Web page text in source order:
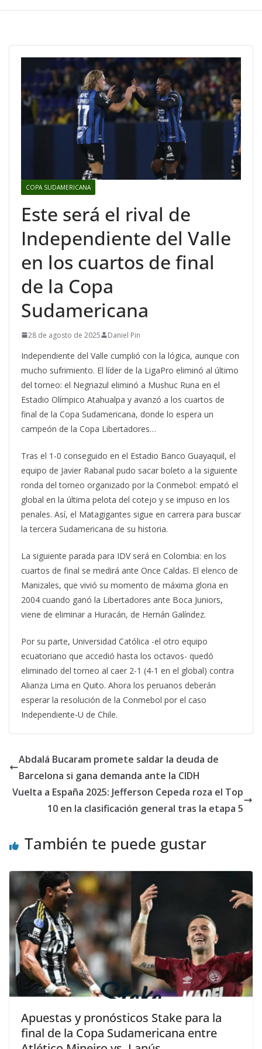
COPA SUDAMERICANA
Este será el rival de
Independiente del Valle
en los cuartos de final
de la Copa
Sudamericana
28 de agosto de 2025 Daniel Pin
Independiente del Valle cumplió con la lógica, aunque con
mucho sufrimiento. El líder de la LigaPro eliminó al último
del torneo: el Negriazul eliminó a Mushuc Runa en el
Estadio Olímpico Atahualpa y avanzó a los cuartos de
final de la Copa Sudamericana, donde lo espera un
campeón de la Copa Libertadores…
Tras el 1-0 conseguido en el Estadio Banco Guayaquil, el
equipo de Javier Rabanal pudo sacar boleto a la siguiente
ronda del torneo organizado por la Conmebol: empató el
global en la última pelota del cotejo y se impuso en los
penales. Así, el Matagigantes sigue en carrera para buscar
la tercera Sudamericana de su historia.
La siguiente parada para IDV será en Colombia: en los
cuartos de final se medirá ante Once Caldas. El elenco de
Manizales, que vivió su momento de máxima gloria en
2004 cuando ganó la Libertadores ante Boca Juniors,
viene de eliminar a Huracán, de Hernán Galíndez.
Por su parte, Universidad Católica -el otro equipo
ecuatoriano que accedió hasta los octavos- quedó
eliminado del torneo al caer 2-1 (4-1 en el global) contra
Alianza Lima en Quito. Ahora los peruanos deberán
esperar la resolución de la Conmebol por el caso
Independiente-U de Chile.
Abdalá Bucaram promete saldar la deuda de
Barcelona si gana demanda ante la CIDH
Vuelta a España 2025: Jefferson Cepeda roza el Top
10 en la clasificación general tras la etapa 5
También te puede gustar
Apuestas y pronósticos Stake para la
final de la Copa Sudamericana entre